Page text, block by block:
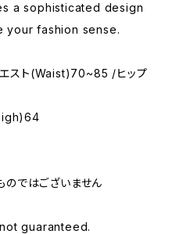
a sophisticated design
your fashion sense.
スト(Waist)70~85 /ヒップ
のではございません
guaranteed.